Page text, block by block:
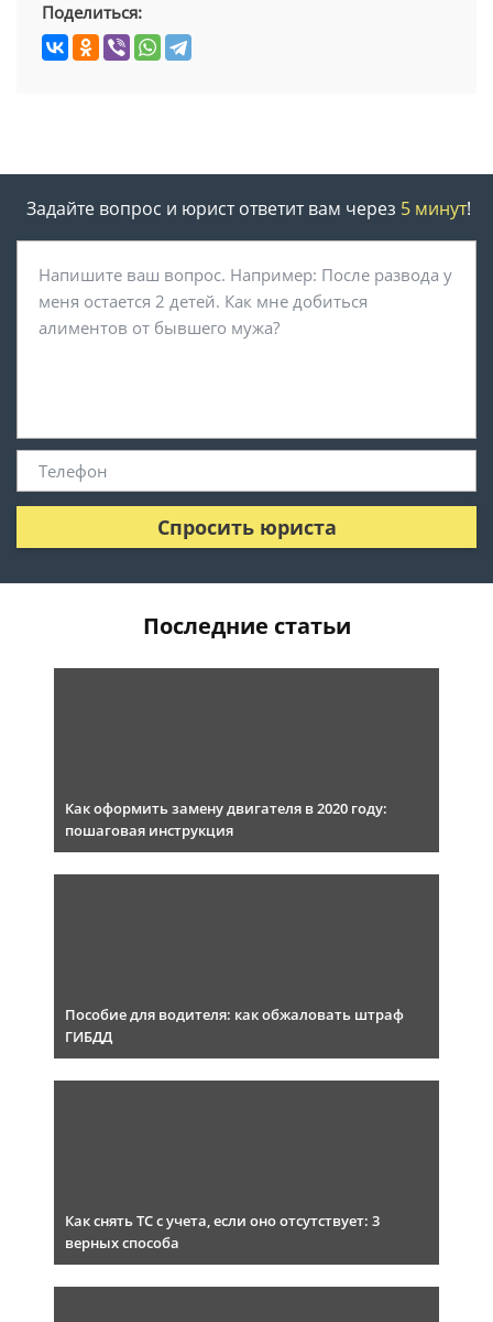
Поделиться:
Задайте вопрос и юрист ответит вам через 5 минут!
Спросить юриста
Последние статьи
Как оформить замену двигателя в 2020 году:
пошаговая инструкция
Пособие для водителя: как обжаловать штраф
ГИБДД
Как снять ТС с учета, если оно отсутствует: 3
верных способа